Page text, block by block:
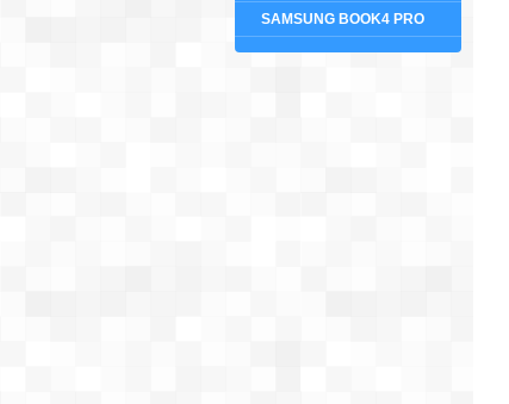
SAMSUNG BOOK4 PRO